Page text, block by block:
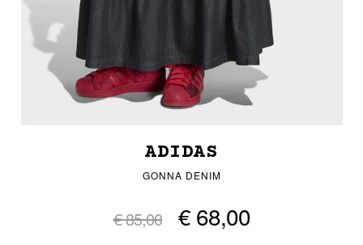
ADIDAS
GONNA DENIM
€ 85,00 € 68,00